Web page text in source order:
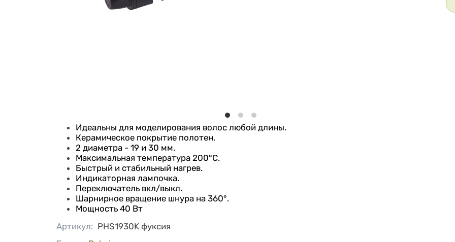
Идеальны для моделирования волос любой длины.
Керамическое покрытие полотен.
2 диаметра - 19 и 30 мм.
Максимальная температура 200°C.
Быстрый и стабильный нагрев.
Индикаторная лампочка.
Переключатель вкл/выкл.
Шарнирное вращение шнура на 360°.
Мощность 40 Вт
Артикул: PHS1930K фуксия